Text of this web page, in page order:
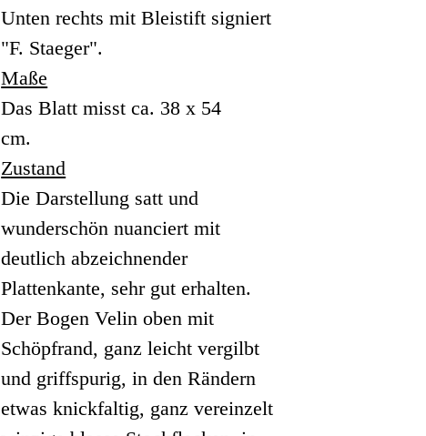
Unten rechts mit Bleistift signiert
"F. Staeger".
Maße
Das Blatt misst ca. 38 x 54
cm.
Zustand
Die Darstellung satt und
wunderschön nuanciert mit
deutlich abzeichnender
Plattenkante, sehr gut erhalten.
Der Bogen Velin oben mit
Schöpfrand, ganz leicht vergilbt
und griffspurig, in den Rändern
etwas knickfaltig, ganz vereinzelt